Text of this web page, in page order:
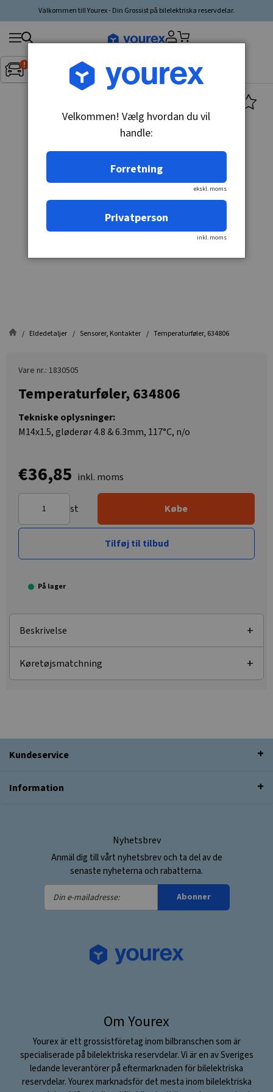
Välkommen till Yourex - Din Grossist på bilelektriska reservdelar.
Inget fordon valt▼
Søg
produkt,
producent,
Eldedetaljer Sensorer, Kontakter Temperaturføler, 634806
Vare nr.: 1830505
Temperaturføler, 634806
Tekniske oplysninger:
M14x1.5, gløderør 4.8 & 6.3mm, 117°C, n/o
€36,85 inkl. moms
st Købe
Tilføj til tilbud
På lager
Beskrivelse
Køretøjsmatchning
Kundeservice
Information
Nyhetsbrev
Anmäl dig till vårt nyhetsbrev och ta del av de
senaste nyheterna och rabatterna.
Din
e-
Abonner
Om Yourex
Yourex är ett grossistföretag inom bilbranschen som är
specialiserade på bilelektriska reservdelar. Vi är en av Sveriges
ledande leverantörer på eftermarknaden för bilelektriska
reservdelar. Yourex marknadsför det mesta inom bilelektriska
Velkommen! Vælg hvordan du vil
handle:
Forretning
ekskl. moms
Privatperson
inkl. moms